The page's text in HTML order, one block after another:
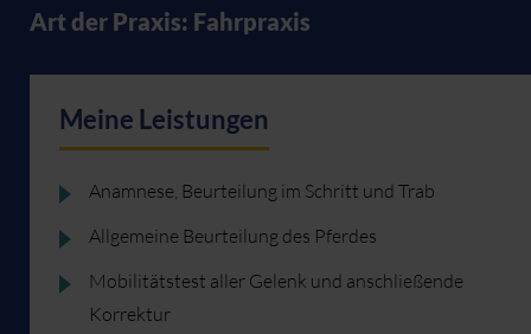
Art der Praxis: Fahrpraxis
Meine Leistungen
Anamnese, Beurteilung im Schritt und Trab
Allgemeine Beurteilung des Pferdes
Mobilitätstest aller Gelenk und anschließende
Korrektur